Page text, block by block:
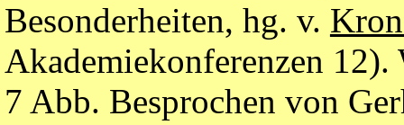
Besonderheiten, hg. v.
Akademiekonferenzen
7 Abb. Besprochen von